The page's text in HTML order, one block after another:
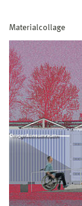
Materialcollage